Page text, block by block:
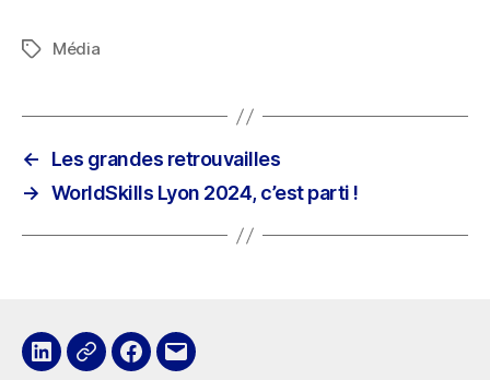
Étiquettes
Média
←
Les grandes retrouvailles
→ WorldSkills Lyon 2024, c’est parti !
LinkedIn
x Facebook
E-